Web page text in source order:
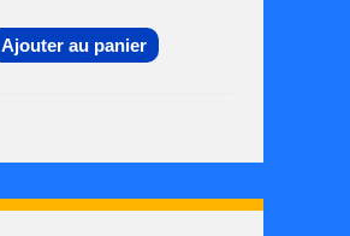
Ajouter au panier